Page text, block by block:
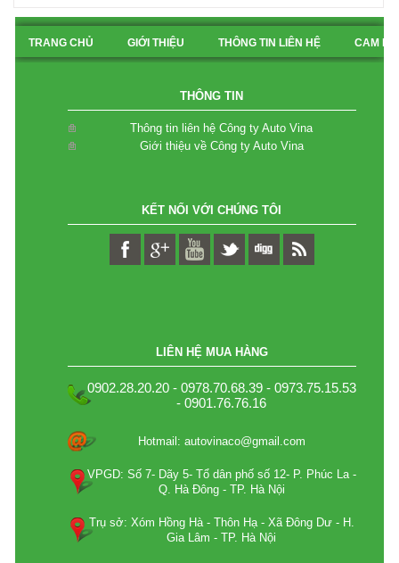
TRANG CHỦ GIỚI THIỆU THÔNG TIN LIÊN HỆ CAM
THÔNG TIN
Thông tin liên hệ Công ty Auto Vina
Giới thiệu về Công ty Auto Vina
KẾT NỐI VỚI CHÚNG TÔI
LIÊN HỆ MUA HÀNG
0902.28.20.20 - 0978.70.68.39 - 0973.75.15.53
- 0901.76.76.16
Hotmail: autovinaco@gmail.com
VPGD: Số 7- Dãy 5- Tổ dân phố số 12- P. Phúc La -
Q. Hà Đông - TP. Hà Nội
Trụ sở: Xóm Hồng Hà - Thôn Hạ - Xã Đông Dư - H.
Gia Lâm - TP. Hà Nội